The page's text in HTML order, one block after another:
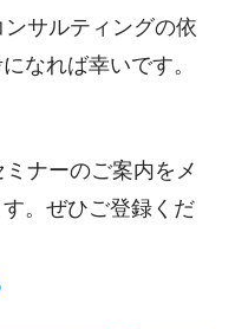
サルティングの依
なれば幸いです。
ナーのご案内をメ
。ぜひご登録くだ